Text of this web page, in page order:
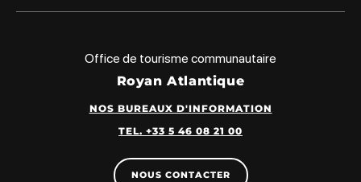
Office de tourisme communautaire
Royan Atlantique
NOS BUREAUX D'INFORMATION
TEL. +33 5 46 08 21 00
NOUS CONTACTER